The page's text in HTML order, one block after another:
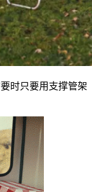
时只要用支撑管架